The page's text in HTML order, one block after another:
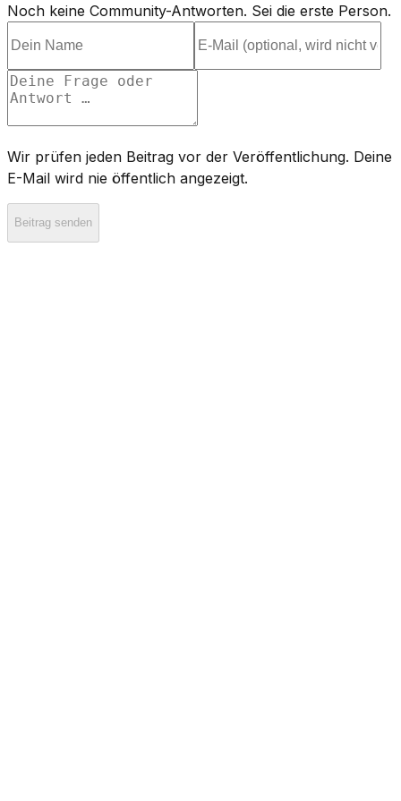
Noch keine Community-Antworten. Sei die erste Person.
Wir prüfen jeden Beitrag vor der Veröffentlichung. Deine
E-Mail wird nie öffentlich angezeigt.
Beitrag senden